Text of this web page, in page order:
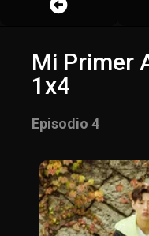
Mi Primer
1x4
Episodio 4